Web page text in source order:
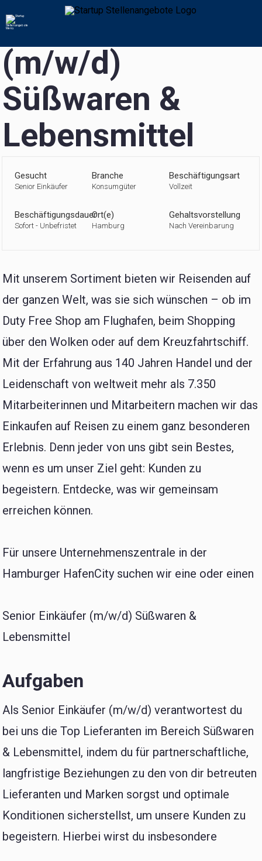
Senior Einkäufer
(m/w/d)
Süßwaren &
Lebensmittel
Gesucht
Senior Einkäufer
Branche
Konsumgüter
Beschäftigungsart
Vollzeit
Beschäftigungsdauer
Sofort - Unbefristet
Ort(e)
Hamburg
Gehaltsvorstellung
Nach Vereinbarung
Mit unserem Sortiment bieten wir Reisenden auf
der ganzen Welt, was sie sich wünschen – ob im
Duty Free Shop am Flughafen, beim Shopping
über den Wolken oder auf dem Kreuzfahrtschiff.
Mit der Erfahrung aus 140 Jahren Handel und der
Leidenschaft von weltweit mehr als 7.350
Mitarbeiterinnen und Mitarbeitern machen wir das
Einkaufen auf Reisen zu einem ganz besonderen
Erlebnis. Denn jeder von uns gibt sein Bestes,
wenn es um unser Ziel geht: Kunden zu
begeistern. Entdecke, was wir gemeinsam
erreichen können.
Für unsere Unternehmenszentrale in der
Hamburger HafenCity suchen wir eine oder einen
Senior Einkäufer (m/w/d) Süßwaren &
Lebensmittel
Aufgaben
Als Senior Einkäufer (m/w/d) verantwortest du
bei uns die Top Lieferanten im Bereich Süßwaren
& Lebensmittel, indem du für partnerschaftliche,
langfristige Beziehungen zu den von dir betreuten
Lieferanten und Marken sorgst und optimale
Konditionen sicherstellst, um unsere Kunden zu
begeistern. Hierbei wirst du insbesondere